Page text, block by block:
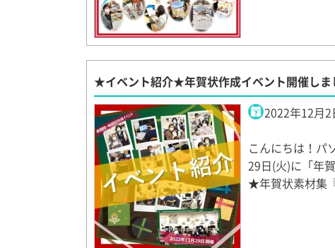
★イベント紹介★年賀状作成イベント開催し
2022年12月2
こんにちは！パ
29日(火)に「年
★年賀状素材集